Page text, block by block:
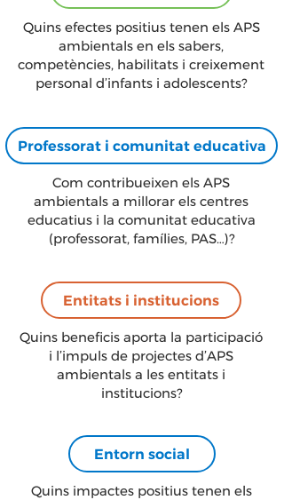
Quins efectes positius tenen els APS
ambientals en els sabers,
competències, habilitats i creixement
personal d’infants i adolescents?
Professorat i comunitat educativa
Com contribueixen els APS
ambientals a millorar els centres
educatius i la comunitat educativa
(professorat, famílies, PAS…)?
Entitats i institucions
Quins beneficis aporta la participació
i l’impuls de projectes d’APS
ambientals a les entitats i
institucions?
Entorn social
Quins impactes positius tenen els